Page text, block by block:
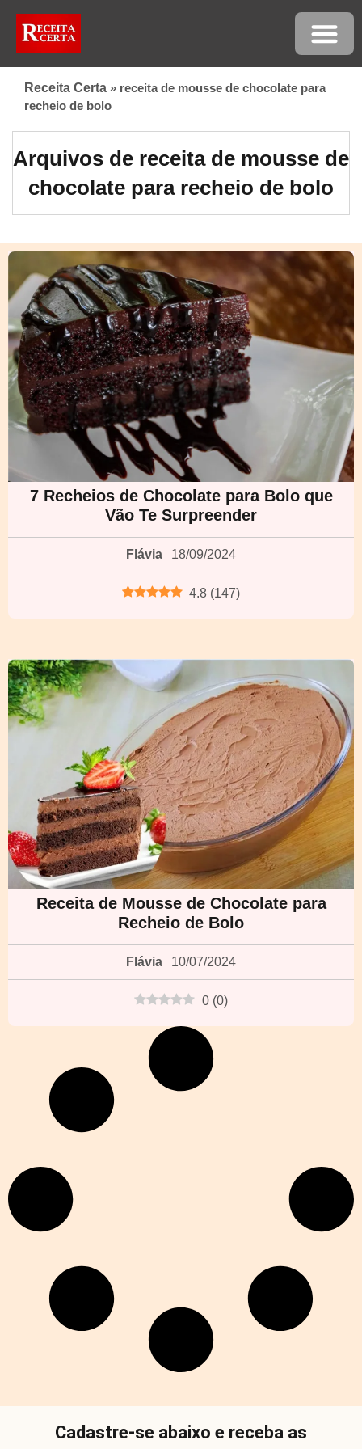
Receita Certa » receita de mousse de chocolate para
recheio de bolo
Arquivos de receita de mousse de
chocolate para recheio de bolo
7 Recheios de Chocolate para Bolo que
Vão Te Surpreender
Flávia 18/09/2024
4.8 (147)
Receita de Mousse de Chocolate para
Recheio de Bolo
Flávia 10/07/2024
0 (0)
Cadastre-se abaixo e receba as